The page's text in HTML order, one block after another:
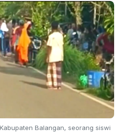
Balangan, seorang siswi